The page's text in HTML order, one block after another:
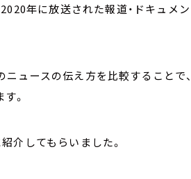
年に放送された報道・ドキュメ
ュースの伝え方を比較することで
。
介してもらいました。